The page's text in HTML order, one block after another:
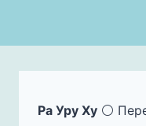
Ра Уру Ху ⚪️